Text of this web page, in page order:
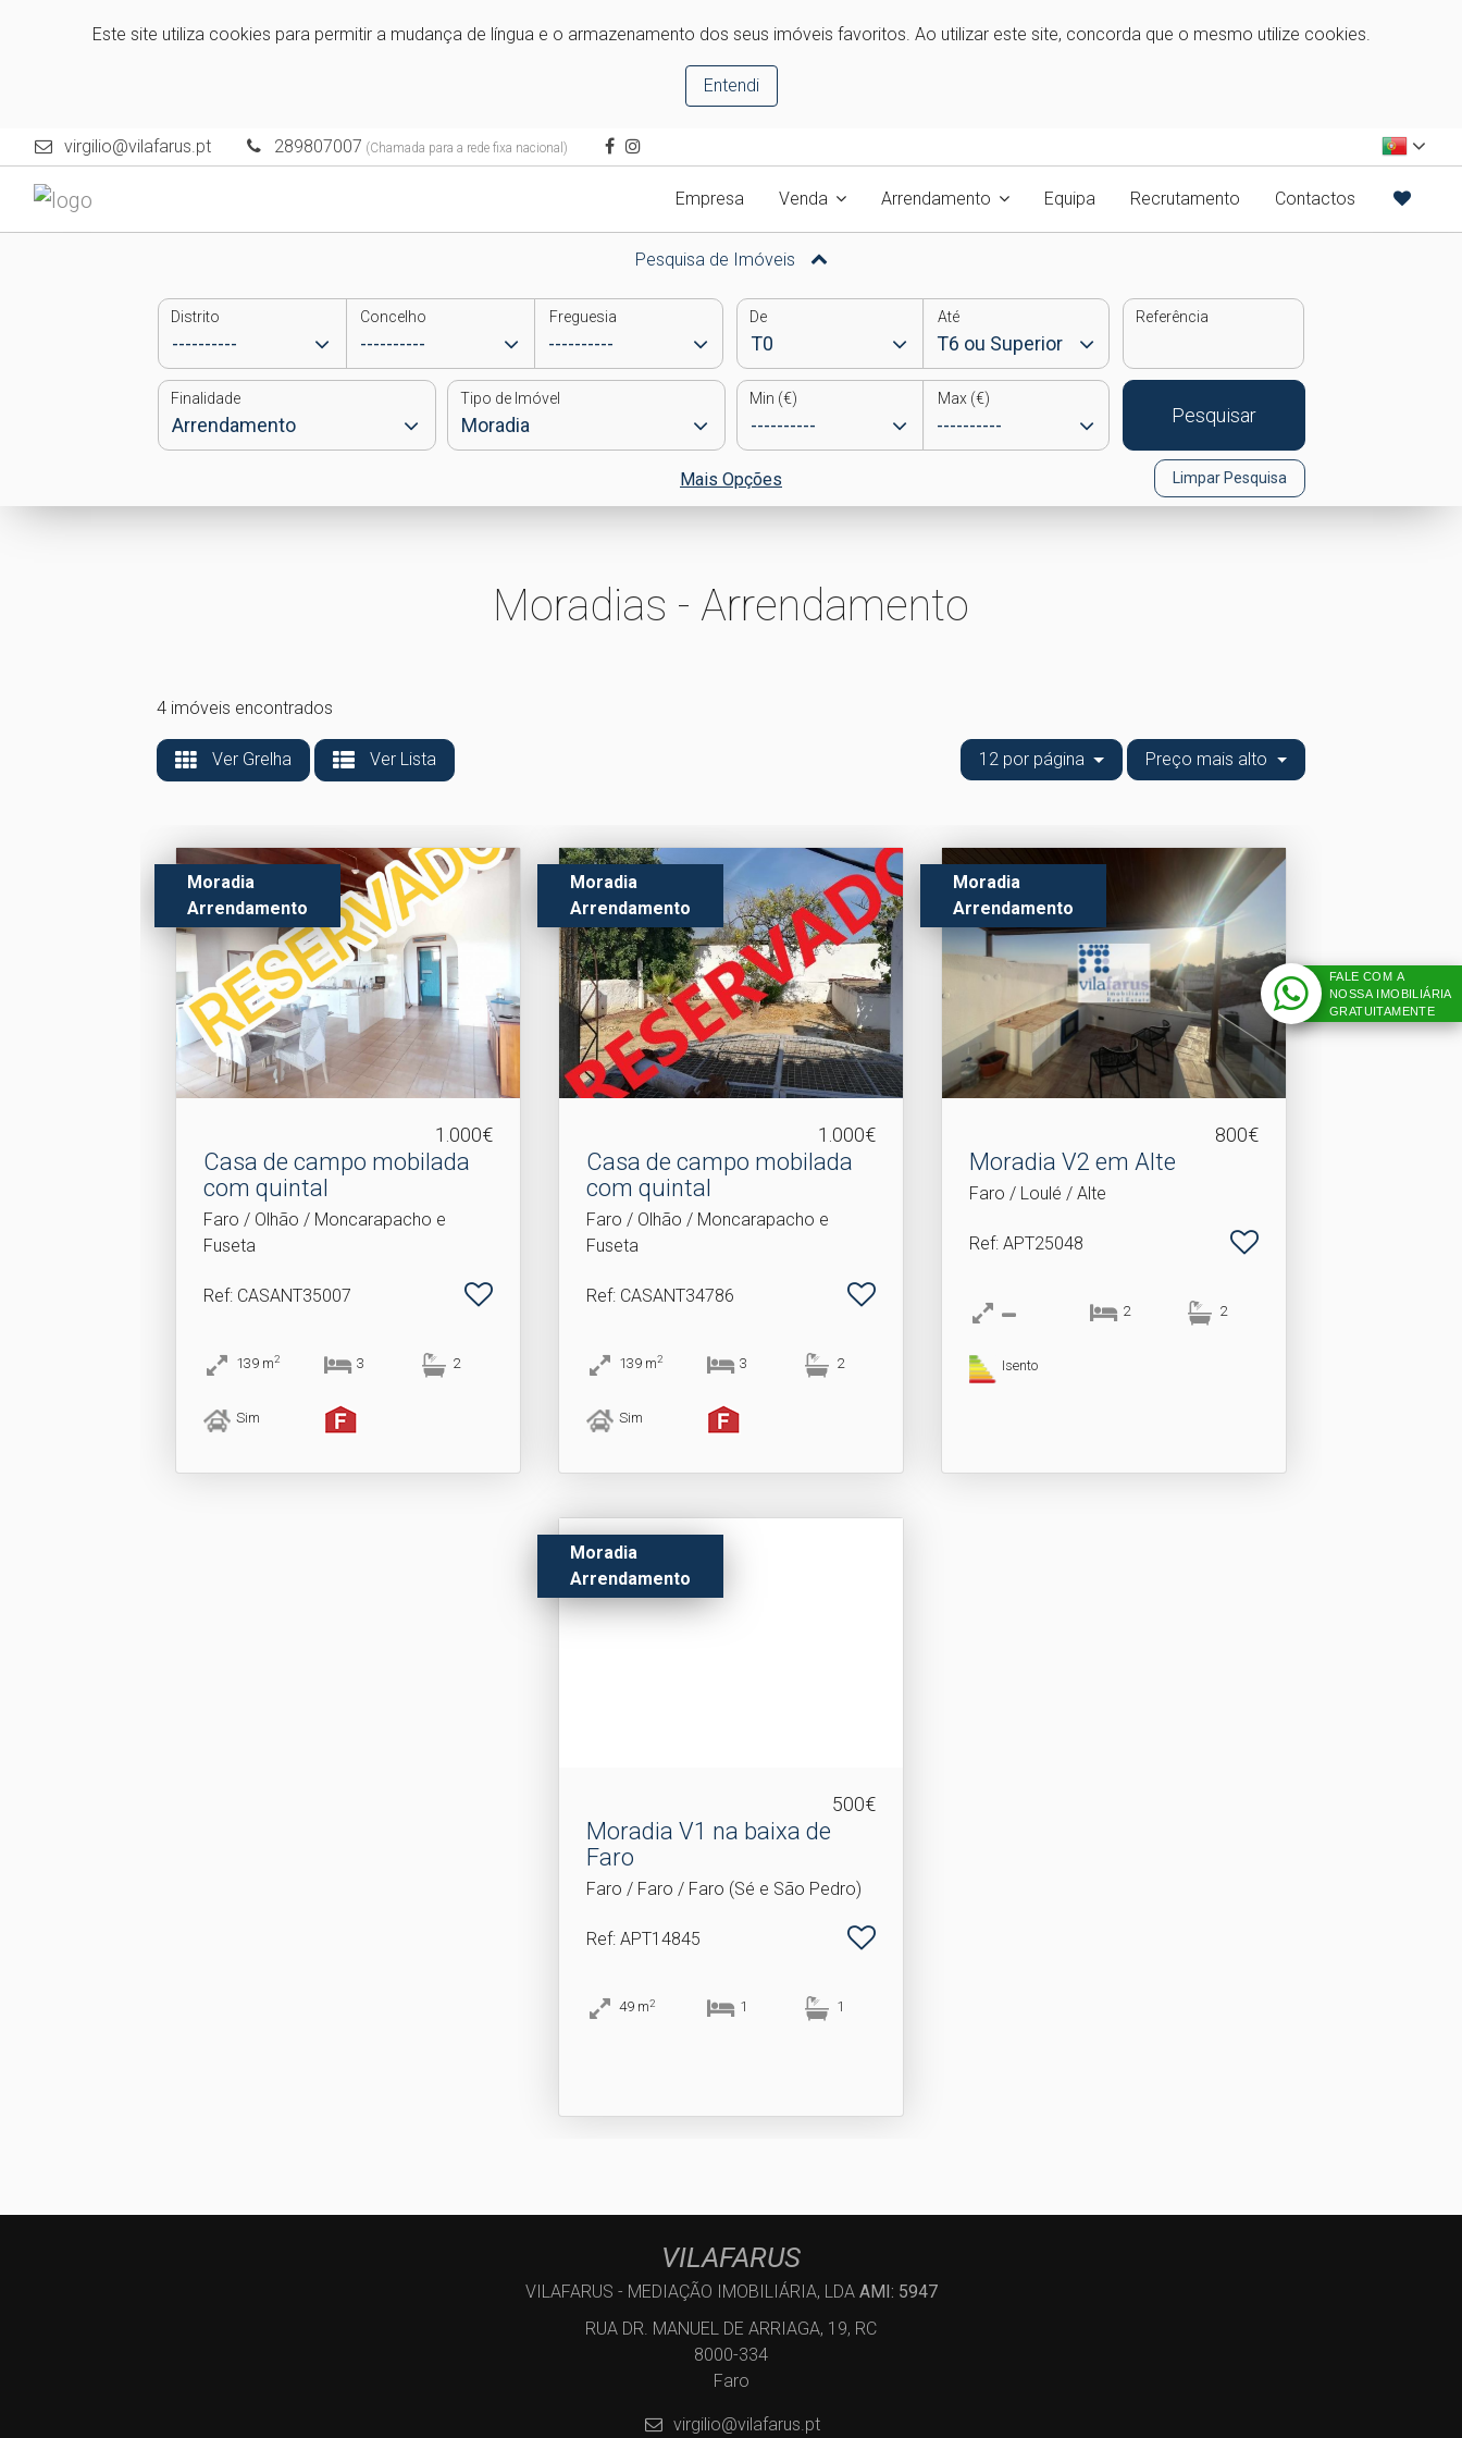
Este site utiliza cookies para permitir a mudança de língua e o armazenamento dos seus imóveis favoritos. Ao utilizar este site, concorda que o mesmo utilize cookies.
Entendi
virgilio@vilafarus.pt 289807007 (Chamada para a rede fixa nacional)
Empresa Venda Arrendamento Equipa Recrutamento Contactos
Pesquisa de Imóveis
Distrito Concelho Freguesia De Até Referência
Finalidade Tipo de Imóvel Min (€) Max (€)
Pesquisar
Mais Opções Limpar Pesquisa
Moradias - Arrendamento
4 imóveis encontrados
Ver Grelha Ver Lista 12 por página Preço mais alto
Moradia
Arrendamento
1.000€
Casa de campo mobilada
com quintal
Faro / Olhão / Moncarapacho e
Fuseta
Ref: CASANT35007
139 m2 3 2
Sim
Moradia
Arrendamento
1.000€
Casa de campo mobilada
com quintal
Faro / Olhão / Moncarapacho e
Fuseta
Ref: CASANT34786
139 m2 3 2
Sim
Moradia
Arrendamento
800€
Moradia V2 em Alte
Faro / Loulé / Alte
Ref: APT25048
2 2
Isento
Moradia
Arrendamento
500€
Moradia V1 na baixa de
Faro
Faro / Faro / Faro (Sé e São Pedro)
Ref: APT14845
49 m2 1 1
VILAFARUS
VILAFARUS - MEDIAÇÃO IMOBILIÁRIA, LDA AMI: 5947
RUA DR. MANUEL DE ARRIAGA, 19, RC
8000-334
Faro
virgilio@vilafarus.pt
FALE COM A
NOSSA IMOBILIÁRIA
GRATUITAMENTE